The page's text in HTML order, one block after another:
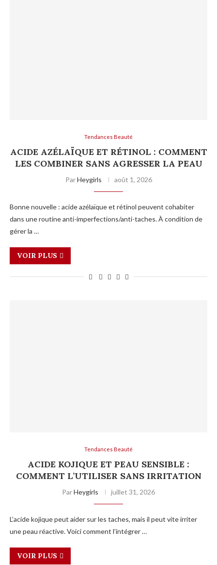
Tendances Beauté
ACIDE AZÉLAÏQUE ET RÉTINOL : COMMENT
LES COMBINER SANS AGRESSER LA PEAU
ParHeygirls août 1, 2026
Bonne nouvelle : acide azélaïque et rétinol peuvent cohabiter
dans une routine anti-imperfections/anti-taches. À condition de
gérer la …
VOIR PLUS
Tendances Beauté
ACIDE KOJIQUE ET PEAU SENSIBLE :
COMMENT L’UTILISER SANS IRRITATION
ParHeygirls juillet 31, 2026
L’acide kojique peut aider sur les taches, mais il peut vite irriter
une peau réactive. Voici comment l’intégrer …
VOIR PLUS